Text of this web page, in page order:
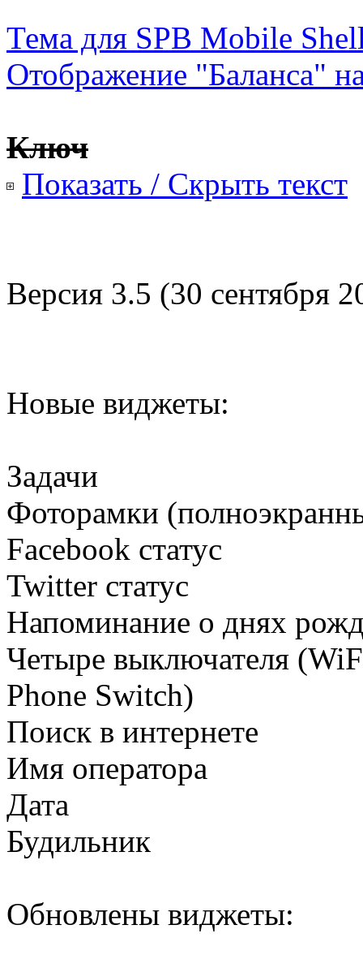
Тема для SPB Mobile
Отображение "Баланса"
Ключ
Показать / Скрыть текст
Версия 3.5 (30 сентября
Новые виджеты:
Задачи
Фоторамки
Facebook статус
Twitter статус
Напоминание о днях
Четыре выключателя
Phone Switch)
Поиск в интернете
Имя оператора
Дата
Будильник
Обновлены виджеты: